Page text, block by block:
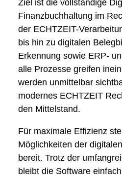
Ziel ist die vollständige
Finanzbuchhaltung im
der ECHTZEIT-
bis hin zu digitalen
Erkennung sowie ERP-
alle Prozesse greifen
werden unmittelbar
modernes ECHTZEIT
den Mittelstand.
Für maximale Effizienz
Möglichkeiten der
bereit. Trotz der
bleibt die Software